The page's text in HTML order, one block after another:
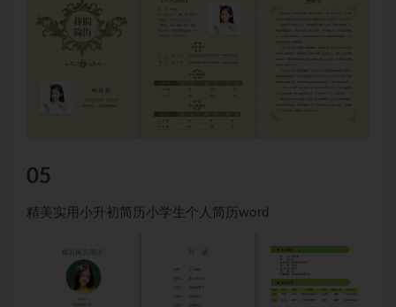
05
精美实用小升初简历小学生个人简历word